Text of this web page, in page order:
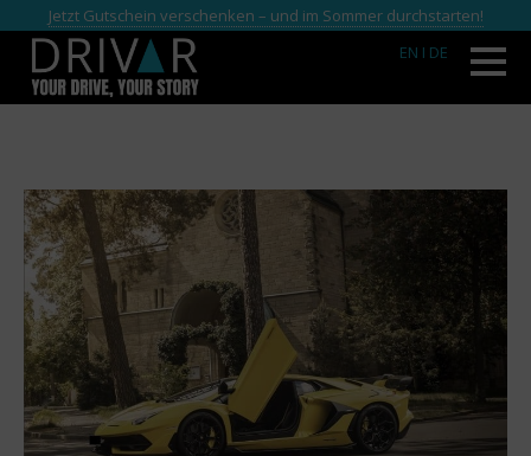
Jetzt Gutschein verschenken – und im Sommer durchstarten!
EN I DE